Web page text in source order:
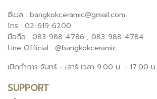
อีเมล : bangkokceramic@gmail.com
โทร : 02-619-6200
มือถือ : 083-988-4786 , 083-988-4784
Line Official : @bangkokceramic
เปิดทำการ จันทร์ - เสาร์ เวลา 9.00 น. - 17.00 น.
SUPPORT